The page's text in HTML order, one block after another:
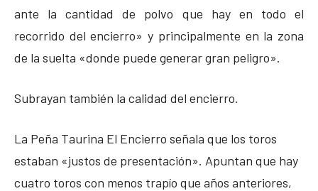
ante la cantidad de polvo que hay en todo el
recorrido del encierro» y principalmente en la zona
de la suelta «donde puede generar gran peligro».
Subrayan también la calidad del encierro.
La Peña Taurina El Encierro señala que los toros
estaban «justos de presentación». Apuntan que hay
cuatro toros con menos trapío que años anteriores,